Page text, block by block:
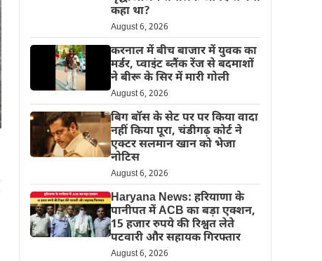
कहा था?
August 6, 2026
करनाल में बीच बाजार में युवक का
मर्डर, प्वाइंट ब्लैंक रेंज से बदमाशों
ने बीरू के सिर में मारी गोली
August 6, 2026
बिग बॉस के सेट पर पर किया वादा
नहीं किया पूरा, चंडीगढ़ कोर्ट ने
एक्टर सलमान खान को भेजा
नोटिस
August 6, 2026
Haryana News: हरियाणा के
पानीपत में ACB का बड़ा एक्शन,
15 हजार रुपये की रिश्वत लेते
पटवारी और सहायक गिरफ्तार
August 6, 2026